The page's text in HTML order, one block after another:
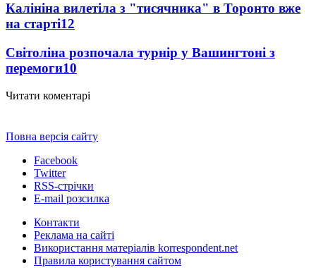
Калініна вилетіла з "тисячника" в Торонто вже
на старті12
Світоліна розпочала турнір у Вашингтоні з
перемоги10
Читати коментарі
Повна версія сайту
Facebook
Twitter
RSS-стрічки
E-mail розсилка
Контакти
Реклама на сайті
Використання матеріалів korrespondent.net
Правила користування сайтом